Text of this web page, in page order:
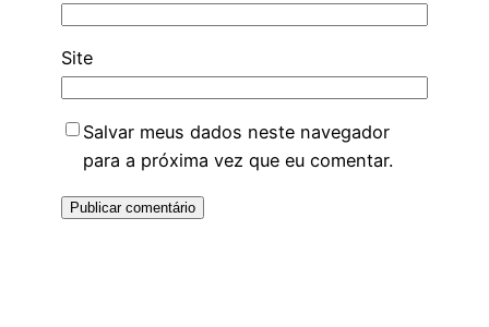
Site
Salvar meus dados neste navegador
para a próxima vez que eu comentar.